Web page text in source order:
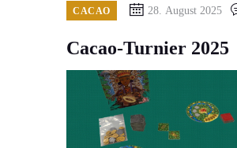
CACAO 28. August 2025
Cacao-Turnier 2025